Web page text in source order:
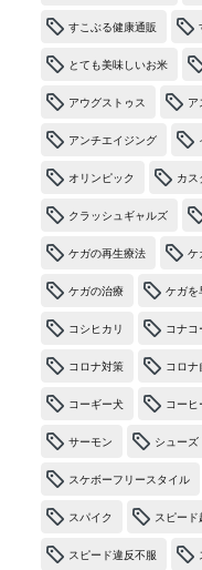
すこぶる健康通販
とても美味しいお米
アウグストゥス ア
アンチエイジング
オリンピック カス
クラッシュギャルズ
ケガの再生療法 ケ
ケガの治療 ケガを
コシヒカリ コナコ
コロナ対策 コロナ
コーギー犬 コーヒ
サーモン シューズ
スケボーフリースタイル
スパイク スピード
スピード違反不服